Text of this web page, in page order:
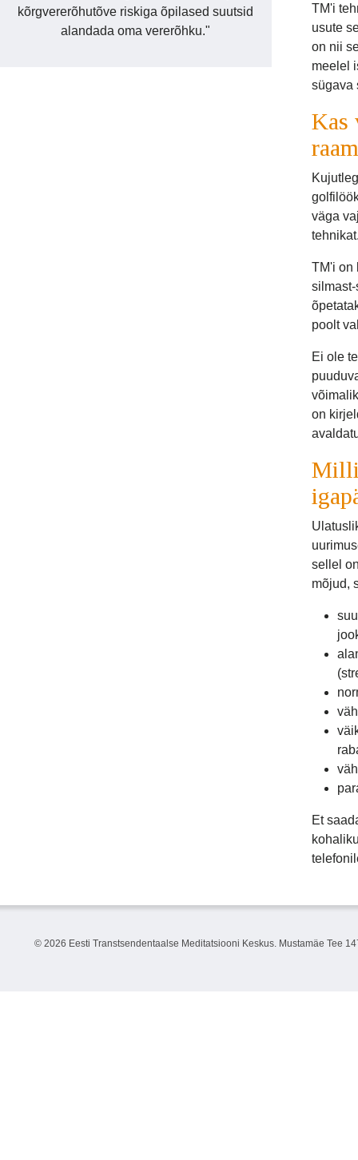
kõrgvererõhutõve riskiga õpilased suutsid
alandada oma vererõhku."
TM'i
usute
on nii
meelel
sügava
Kas
väga
TM'i on
poolt
Ei ole
on
sellel
mõjud,
Et
© 2026 Eesti Transtsendentaalse Meditatsiooni Keskus. Mustamäe Tee